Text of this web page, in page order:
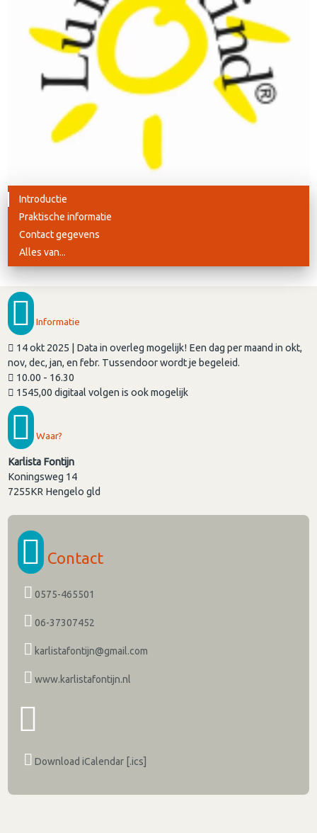
Introductie
Praktische informatie
Contact gegevens
Alles van...
Informatie
14 okt 2025 | Data in overleg mogelijk! Een dag per maand in okt,
nov, dec, jan, en febr. Tussendoor wordt je begeleid.
10.00 - 16.30
1545,00 digitaal volgen is ook mogelijk
Waar?
Karlista Fontijn
Koningsweg 14
7255KR Hengelo gld
Contact
0575-465501
06-37307452
karlistafontijn@gmail.com
www.karlistafontijn.nl
Download iCalendar [.ics]